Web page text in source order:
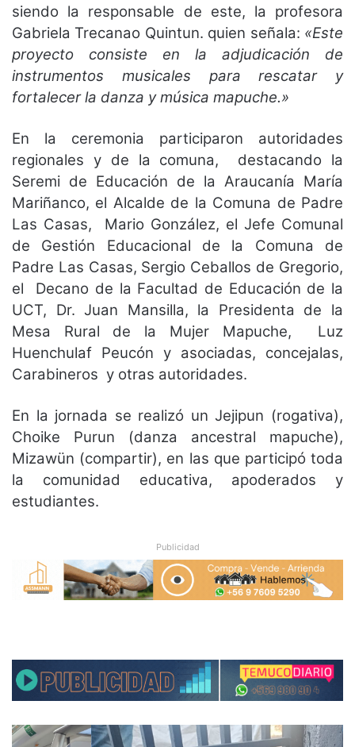
siendo la responsable de este, la profesora
Gabriela Trecanao Quintun. quien señala: «Este
proyecto consiste en la adjudicación de
instrumentos musicales para rescatar y
fortalecer la danza y música mapuche.»
En la ceremonia participaron autoridades
regionales y de la comuna, destacando la
Seremi de Educación de la Araucanía María
Mariñanco, el Alcalde de la Comuna de Padre
Las Casas, Mario González, el Jefe Comunal
de Gestión Educacional de la Comuna de
Padre Las Casas, Sergio Ceballos de Gregorio,
el Decano de la Facultad de Educación de la
UCT, Dr. Juan Mansilla, la Presidenta de la
Mesa Rural de la Mujer Mapuche, Luz
Huenchulaf Peucón y asociadas, concejalas,
Carabineros y otras autoridades.
En la jornada se realizó un Jejipun (rogativa),
Choike Purun (danza ancestral mapuche),
Mizawün (compartir), en las que participó toda
la comunidad educativa, apoderados y
estudiantes.
Publicidad